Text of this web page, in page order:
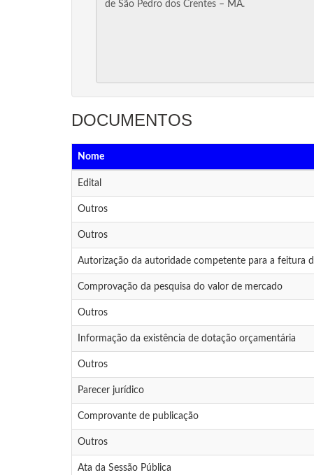
DOCUMENTOS
Nome
Edital
Outros
Outros
Autorização da autoridade competente para a feitura
Comprovação da pesquisa do valor de mercado
Outros
Informação da existência de dotação orçamentária
Outros
Parecer jurídico
Comprovante de publicação
Outros
Ata da Sessão Pública